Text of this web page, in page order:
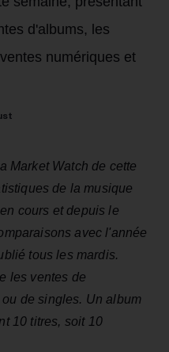
d'albums, les
numériques et
Market Watch de cette
de la musique
cours et depuis le
avec l'année
tous les mardis.
les ventes de
de singles. Un album
10 titres, soit 10